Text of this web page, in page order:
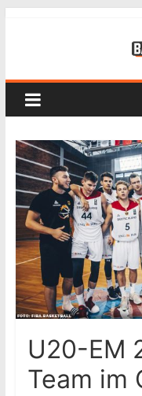
U20-EM
Team im